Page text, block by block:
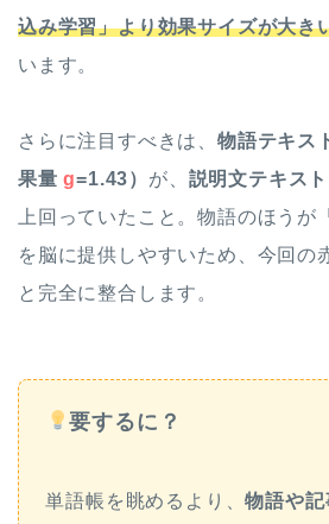
込み学習」より効果サイズが大き
います。
さらに注目すべきは、 物語テキス
果量g=1.43） が、 説明文テキス
上回っていたこと。物語のほうが
を脳に提供しやすいため、今回の
と完全に整合します。
要するに？
単語帳を眺めるより、物語や記